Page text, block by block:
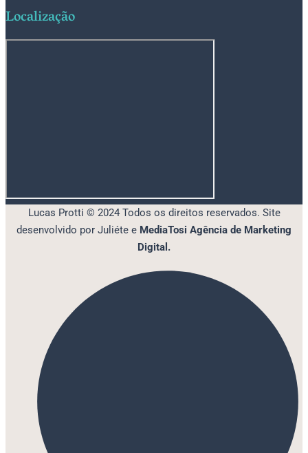
Localização
Lucas Protti © 2024 Todos os direitos reservados. Site
desenvolvido por Juliéte e MediaTosi Agência de Marketing
Digital.